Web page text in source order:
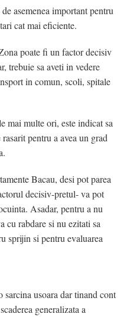
asemenea important pentru
cat mai eficiente.
poate fi un factor decisiv
trebuie sa aveti in vedere
in comun, scoli, spitale
mai multe ori, este indicat sa
pentru a avea un grad
Bacau, desi pot parea
decisiv-pretul- va pot
Asadar, pentru a nu
cu rabdare si nu ezitati sa
sprijin si pentru evaluarea
sarcina usoara dar tinand cont
generalizata a